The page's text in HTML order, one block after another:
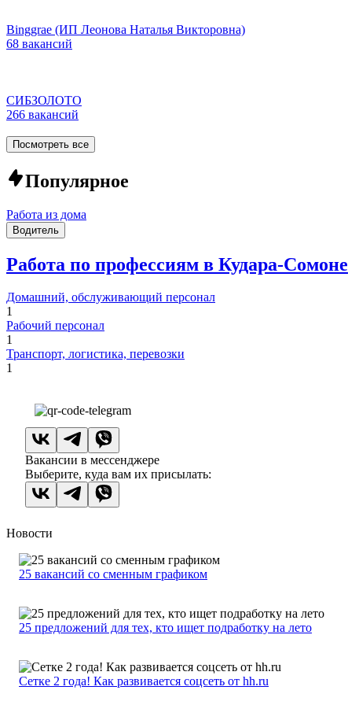
Binggrae (ИП Леонова Наталья Викторовна)
68 вакансий
СИБЗОЛОТО
266 вакансий
Посмотреть все
Популярное
Работа из дома
Водитель
Работа по профессиям в Кудара-Сомоне
Домашний, обслуживающий персонал
1
Рабочий персонал
1
Транспорт, логистика, перевозки
1
Вакансии в мессенджере
Выберите, куда вам их присылать:
Новости
25 вакансий со сменным графиком
25 предложений для тех, кто ищет подработку на лето
Сетке 2 года! Как развивается соцсеть от hh.ru